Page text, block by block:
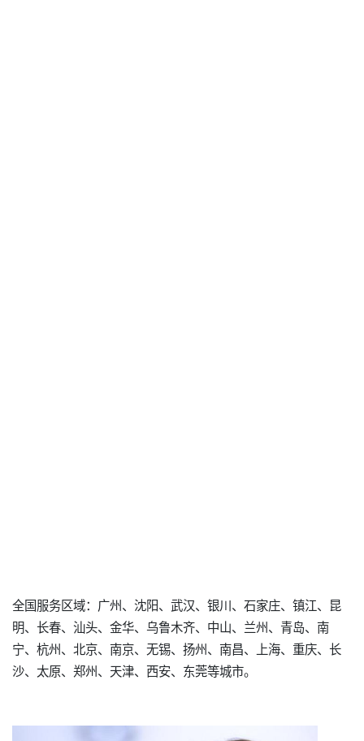
全国服务区域：广州、沈阳、武汉、银川、石家庄、镇江、昆
明、长春、汕头、金华、乌鲁木齐、中山、兰州、青岛、南
宁、杭州、北京、南京、无锡、扬州、南昌、上海、重庆、长
沙、太原、郑州、天津、西安、东莞等城市。